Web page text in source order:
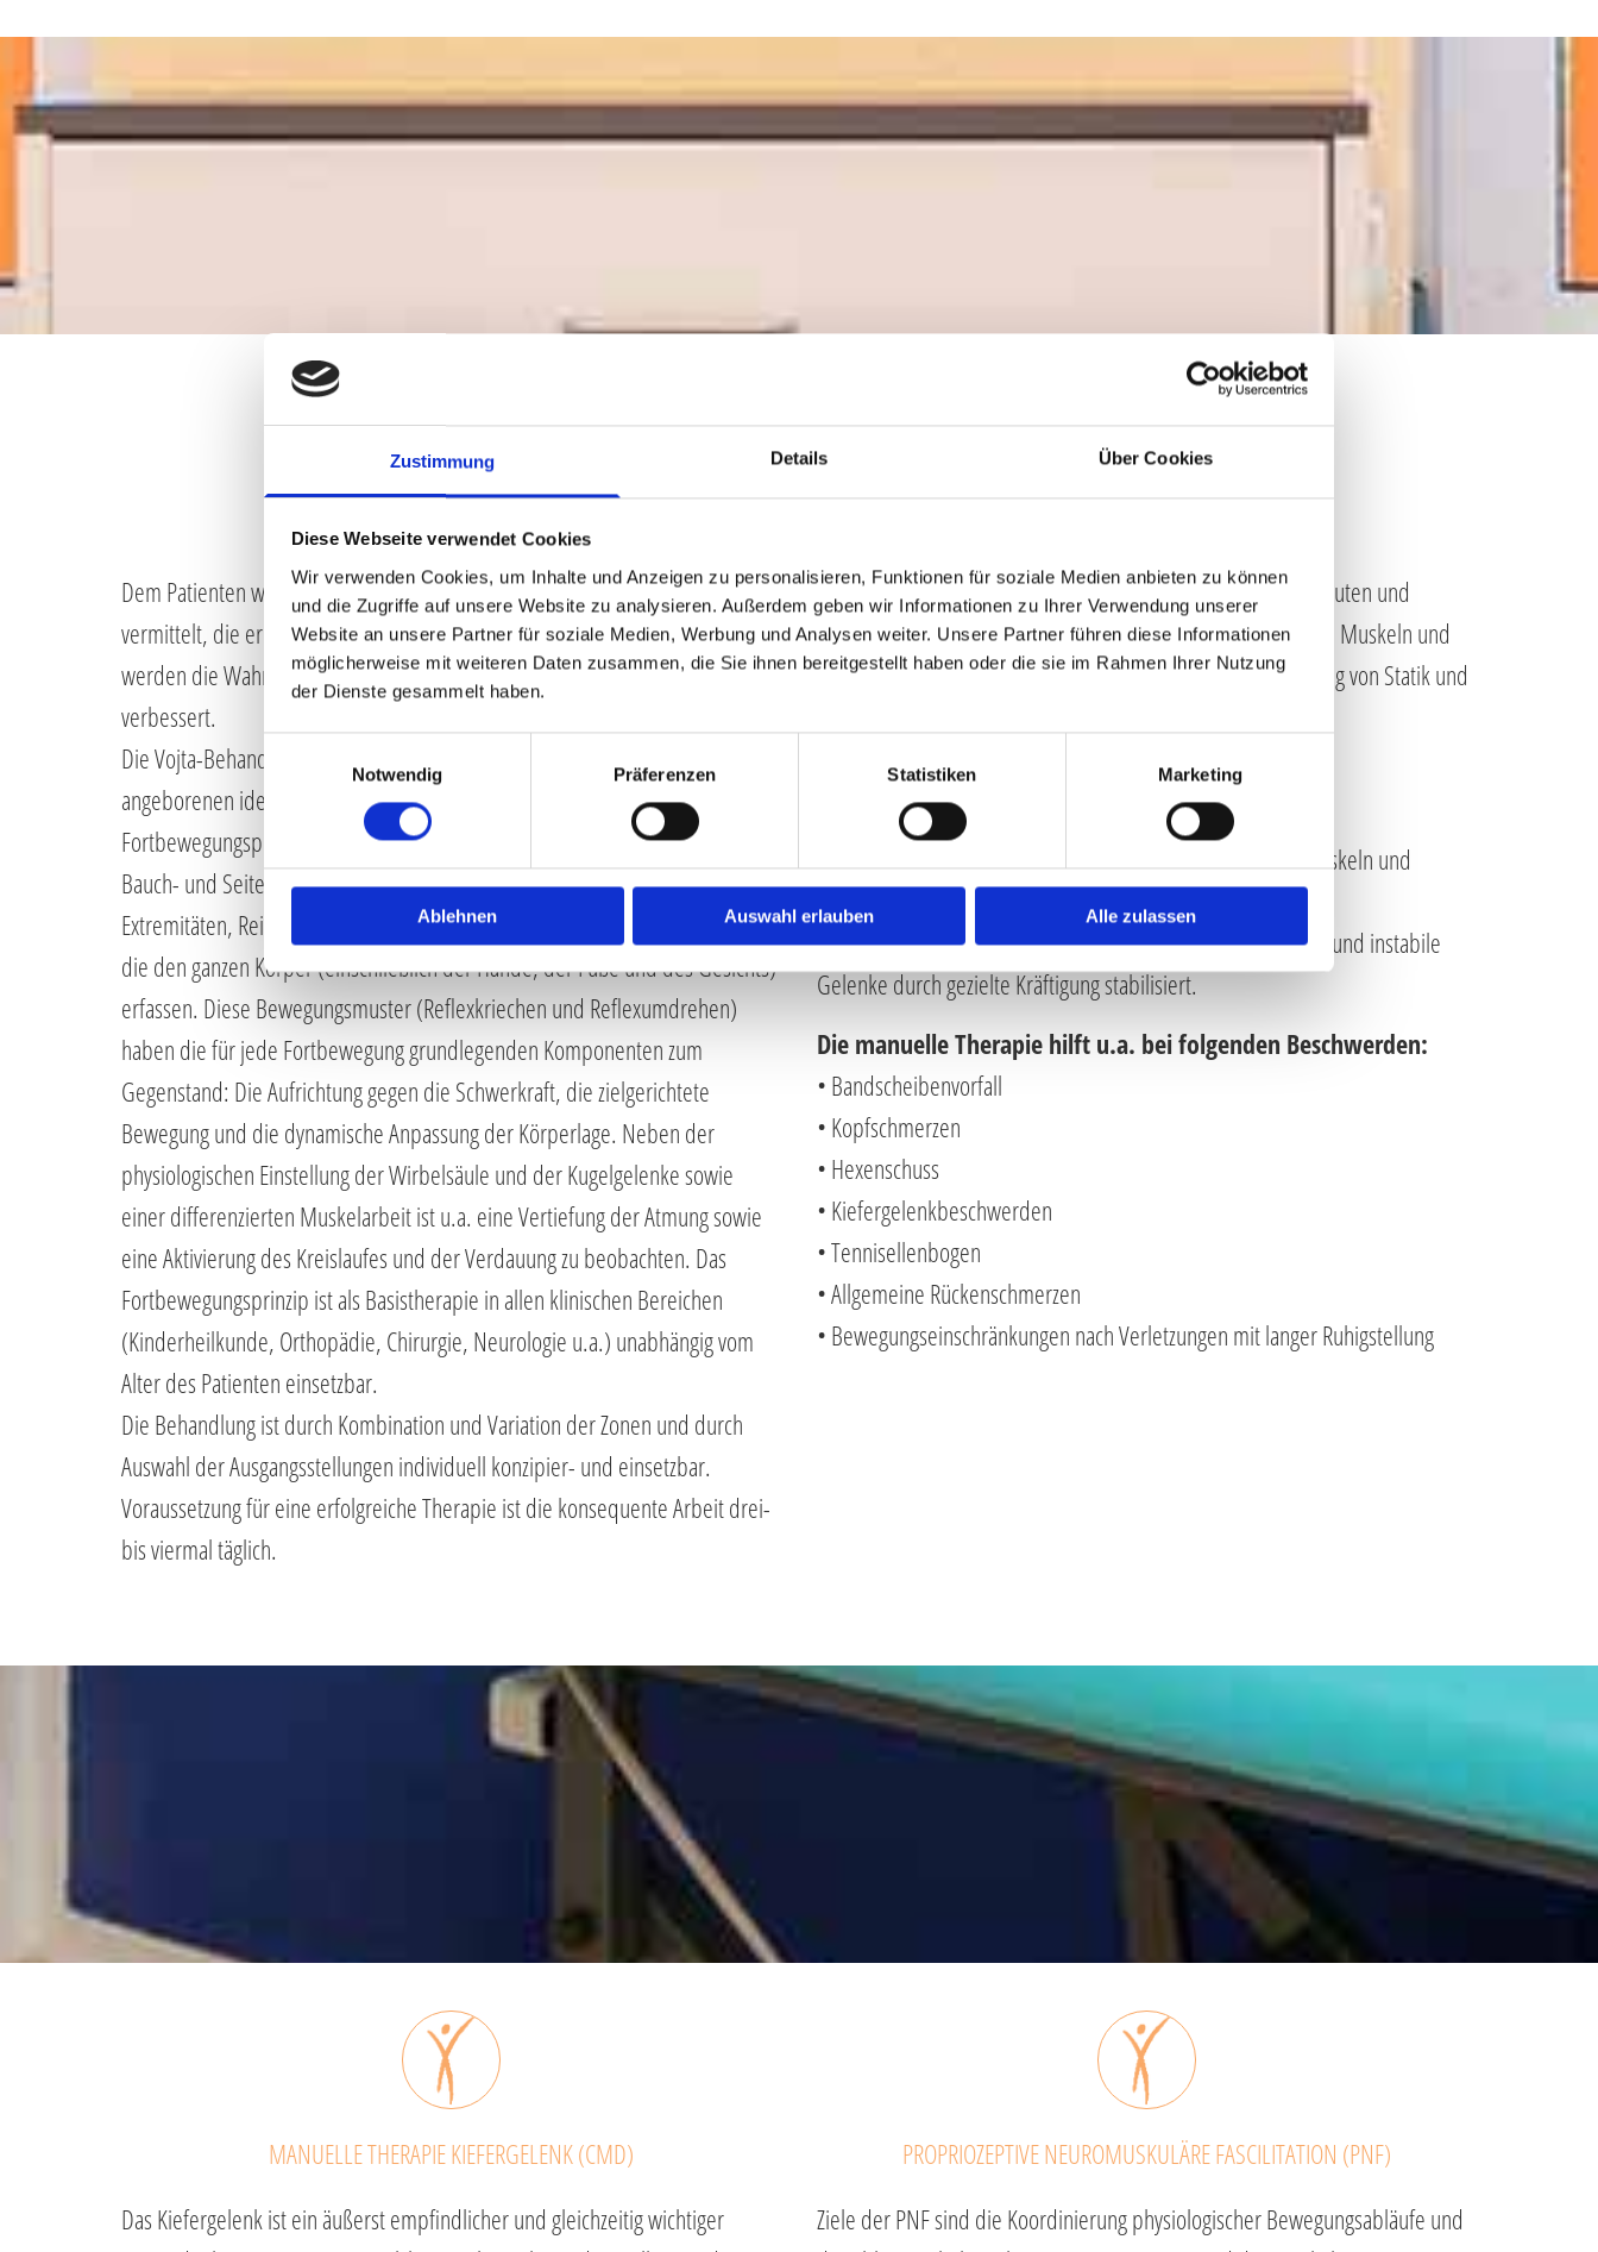
Zustimmung Details Über Cookies
Diese Webseite verwendet Cookies
Wir verwenden Cookies, um Inhalte und Anzeigen zu personalisieren, Funktionen für soziale Medien anbieten zu können
und die Zugriffe auf unsere Website zu analysieren. Außerdem geben wir Informationen zu Ihrer Verwendung unserer
Website an unsere Partner für soziale Medien, Werbung und Analysen weiter. Unsere Partner führen diese Informationen
möglicherweise mit weiteren Daten zusammen, die Sie ihnen bereitgestellt haben oder die sie im Rahmen Ihrer Nutzung
der Dienste gesammelt haben.
Notwendig
Präferenzen Statistiken Marketing
Ablehnen Auswahl erlauben Alle zulassen
BEHANDLUNG NACH VOJTA
Dem Patienten wird eine verbesserte Haltungs- und Bewegungsmöglichkeit
vermittelt, die er auf Dauer in seine Spontanmotorik einsetzen kann. Ebenso
werden die Wahrnehmungsmöglichkeiten über den Körper deutlich
verbessert.
Die Vojta-Behandlung regt das Gehirn an und setzt das Programm der
angeborenen idealen Bewegungsmuster in Gang. Im sogenannten
Fortbewegungsprinzip werden in bestimmten Ausgangslagen (Rücken-,
Bauch- und Seitenlage), über definierte Zonen am Rumpf und an den
Extremitäten, Reize gesetzt. Diese bewirken Haltungs- und Bewegungsmuster,
die den ganzen Körper (einschließlich der Hände, der Füße und des Gesichts)
erfassen. Diese Bewegungsmuster (Reflexkriechen und Reflexumdrehen)
haben die für jede Fortbewegung grundlegenden Komponenten zum
Gegenstand: Die Aufrichtung gegen die Schwerkraft, die zielgerichtete
Bewegung und die dynamische Anpassung der Körperlage. Neben der
physiologischen Einstellung der Wirbelsäule und der Kugelgelenke sowie
einer differenzierten Muskelarbeit ist u.a. eine Vertiefung der Atmung sowie
eine Aktivierung des Kreislaufes und der Verdauung zu beobachten. Das
Fortbewegungsprinzip ist als Basistherapie in allen klinischen Bereichen
(Kinderheilkunde, Orthopädie, Chirurgie, Neurologie u.a.) unabhängig vom
Alter des Patienten einsetzbar.
Die Behandlung ist durch Kombination und Variation der Zonen und durch
Auswahl der Ausgangsstellungen individuell konzipier- und einsetzbar.
Voraussetzung für eine erfolgreiche Therapie ist die konsequente Arbeit drei-
bis viermal täglich.
In der modernen manuellen Therapie beurteilen die Therapeuten und
Therapeutinnen alle an einer Erkrankung beteiligten Gelenke, Muskeln und
Nerven. Sie beinhaltet anfangs ein Sichtbefund zur Beurteilung von Statik und
In der Behandlung sind die Ziele:
• Schmerzen zu lindern
• das Physiologische Zusammenspiel zwischen Gelenken, Muskeln und
neuralen Strukturen wiederherzustellen
Dazu werden bewegungseingeschränkte Gelenke mobilisiert und instabile
Gelenke durch gezielte Kräftigung stabilisiert.
Die manuelle Therapie hilft u.a. bei folgenden Beschwerden:
• Bandscheibenvorfall
• Kopfschmerzen
• Hexenschuss
• Kiefergelenkbeschwerden
• Tennisellenbogen
• Allgemeine Rückenschmerzen
• Bewegungseinschränkungen nach Verletzungen mit langer Ruhigstellung
MANUELLE THERAPIE KIEFERGELENK (CMD)
Das Kiefergelenk ist ein äußerst empfindlicher und gleichzeitig wichtiger
PROPRIOZEPTIVE NEUROMUSKULÄRE FASCILITATION (PNF)
Ziele der PNF sind die Koordinierung physiologischer Bewegungsabläufe und